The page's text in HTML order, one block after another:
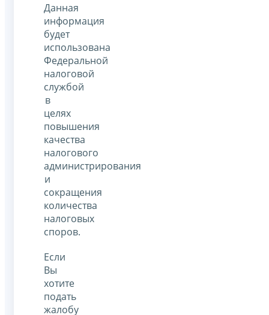
Данная
информация
будет
использована
Федеральной
налоговой
службой
в
целях
повышения
качества
налогового
администрирования
и
сокращения
количества
налоговых
споров.
Если
Вы
хотите
подать
жалобу